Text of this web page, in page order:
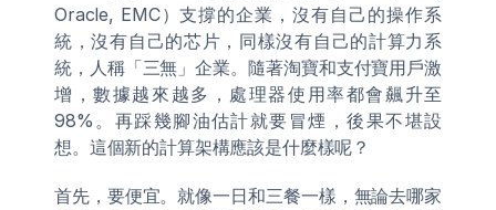
Oracle, EMC）支撐的企業，沒有自己的操作系
統，沒有自己的芯片，同樣沒有自己的計算力系
統，人稱「三無」企業。隨著淘寶和支付寶用戶激
增，數據越來越多，處理器使用率都會飆升至
98%。再踩幾腳油估計就要冒煙，後果不堪設
想。這個新的計算架構應該是什麼樣呢？
首先，要便宜。就像一日和三餐一樣，無論去哪家